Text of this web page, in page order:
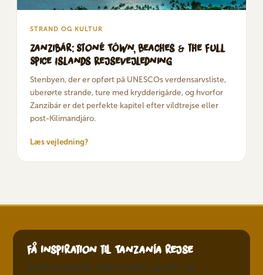
STRAND OG KULTUR
Zanzibár: Stoné Tówn, Beaches & the Full
Spice Islands Rejsevejledning
Stenbyen, der er opført på UNESCOs verdensarvsliste,
uberørte strande, ture med krydderigårde, og hvorfor
Zanzibár er det perfekte kapitel efter vildtrejse eller
post-Kilimandjáro.
Læs vejledning?
Få inspiration til Tanzanía rejse
dyrelivsrejsetip, Kilimanyáro-guider og